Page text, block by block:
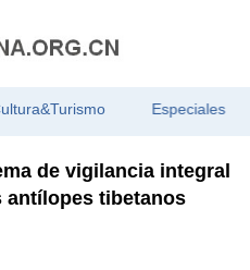
Especiales
de vigilancia integral
antílopes tibetanos